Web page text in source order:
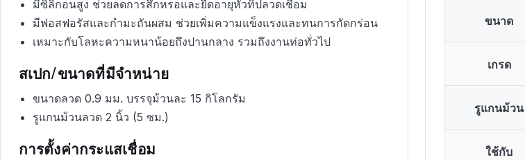
มีซิลิกอนสูง ช่วยลดการสึกหรอและยืดอายุหัวทิปลวดเชื่อม
มีฟอสฟอรัสและกำมะถันผสม ช่วยเพิ่มความแข็งแรงและทนการกัดกร่อน
เหมาะกับโลหะความหนาน้อยถึงปานกลาง รวมถึงงานท่อทั่วไป
สเปก/ขนาดที่มีจำหน่าย
ขนาดลวด 0.9 มม. บรรจุม้วนละ 15 กิโลกรัม
รูแกนม้วนลวด 2 นิ้ว (5 ซม.)
การตั้งค่ากระแสเชื่อม
ขนาด
เกรด
รูแกนม้วน
ใช้กับ